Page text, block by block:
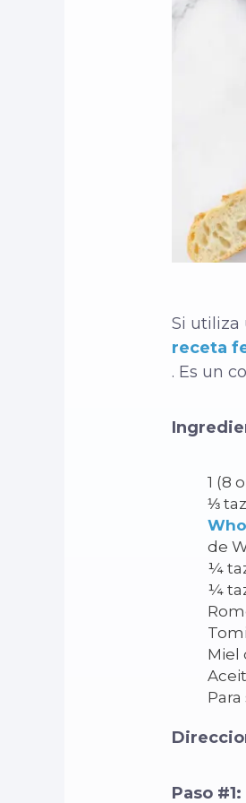
Si utiliza
receta
. Es un
1 (8
⅓
de
¼
¼
Miel
Paso #1: